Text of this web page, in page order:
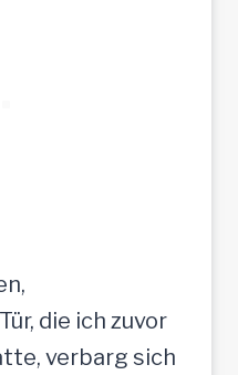
die ich zuvor
verbarg sich